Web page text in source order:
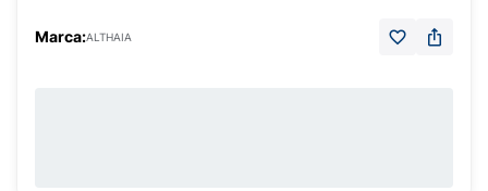
Marca:ALTHAIA